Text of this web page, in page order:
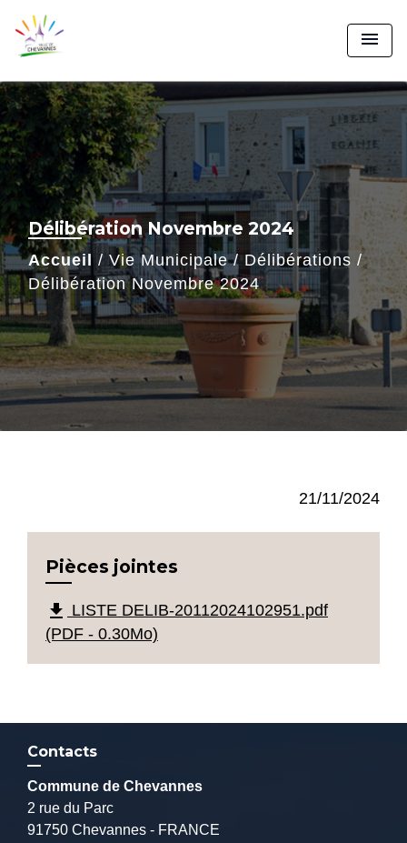
menu
Délibération Novembre 2024
Accueil / Vie Municipale/Délibérations /
Délibération Novembre 2024
21/11/2024
Pièces jointes
file_download LISTE DELIB-20112024102951.pdf
(PDF - 0.30Mo)
Contacts
Commune de Chevannes
2 rue du Parc
91750 Chevannes - FRANCE